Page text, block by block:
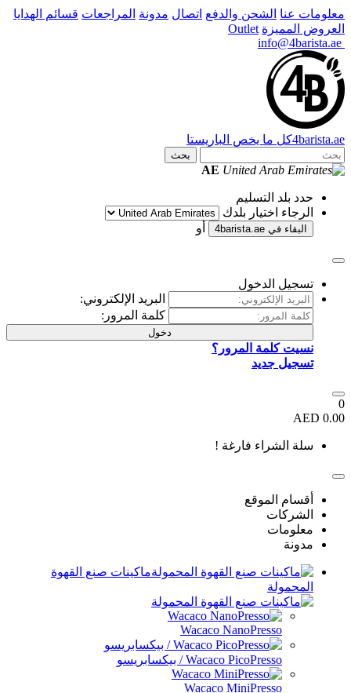
معلومات عنا الشحن والدفع اتصال مدونة المراجعات قسائم الهدايا
العروض المميزة Outlet
4barista.ae كل ما يخص الباريستا
بحث
AE
حدد بلد التسليم
الرجاء اختيار بلدك
البقاء في 4barista.ae أو
تسجيل الدخول
البريد الإلكتروني:
كلمة المرور:
دخول
نسيت كلمة المرور؟
تسجيل جديد
0
0.00 AED
سلة الشراء فارغة !
أقسام الموقع
الشركات
معلومات
مدونة
ماكينات صنع القهوة
المحمولة
Wacaco NanoPresso
Wacaco PicoPresso / بيكسابريسو
Wacaco MiniPresso